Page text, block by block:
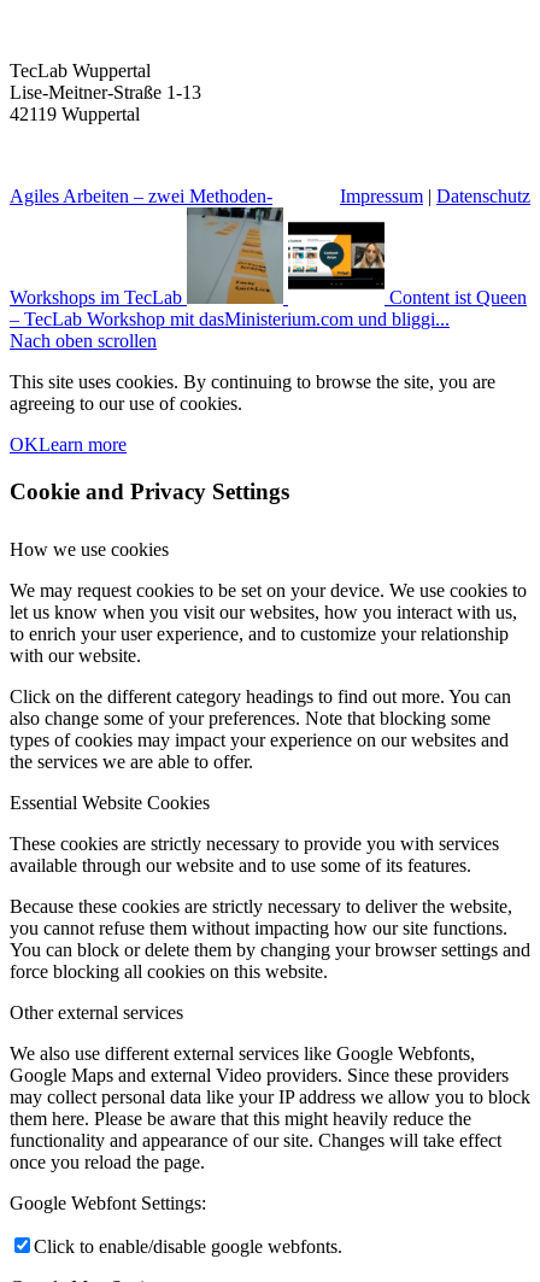
TecLab Wuppertal
Lise-Meitner-Straße 1-13
42119 Wuppertal
Impressum | Datenschutz
Agiles Arbeiten – zwei Methoden-
Workshops im TecLab
Content ist Queen
– TecLab Workshop mit dasMinisterium.com und bliggi...
Nach oben scrollen
This site uses cookies. By continuing to browse the site, you are
agreeing to our use of cookies.
OKLearn more
Cookie and Privacy Settings
How we use cookies
We may request cookies to be set on your device. We use cookies to
let us know when you visit our websites, how you interact with us,
to enrich your user experience, and to customize your relationship
with our website.
Click on the different category headings to find out more. You can
also change some of your preferences. Note that blocking some
types of cookies may impact your experience on our websites and
the services we are able to offer.
Essential Website Cookies
These cookies are strictly necessary to provide you with services
available through our website and to use some of its features.
Because these cookies are strictly necessary to deliver the website,
you cannot refuse them without impacting how our site functions.
You can block or delete them by changing your browser settings and
force blocking all cookies on this website.
Other external services
We also use different external services like Google Webfonts,
Google Maps and external Video providers. Since these providers
may collect personal data like your IP address we allow you to block
them here. Please be aware that this might heavily reduce the
functionality and appearance of our site. Changes will take effect
once you reload the page.
Google Webfont Settings:
Click to enable/disable google webfonts.